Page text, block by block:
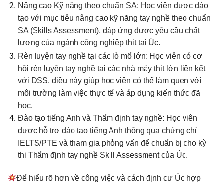
Nâng cao Kỹ năng theo chuẩn SA: Học viên được đào
tạo với mục tiêu nâng cao kỹ năng tay nghề theo chuẩn
SA (Skills Assessment), đáp ứng được yêu cầu chất
lượng của ngành công nghiệp thịt tại Úc.
Rèn luyện tay nghề tại các lò mổ lớn: Học viên có cơ
hội rèn luyện tay nghề tại các nhà máy thịt lớn liên kết
với DSS, điều này giúp học viên có thể làm quen với
môi trường làm việc thực tế và áp dụng kiến thức đã
học.
Đào tạo tiếng Anh và Thẩm định tay nghề: Học viên
được hỗ trợ đào tạo tiếng Anh thông qua chứng chỉ
IELTS/PTE và tham gia phỏng vấn để chuẩn bị cho kỳ
thi Thẩm định tay nghề Skill Assessment của Úc.
Để hiểu rõ hơn về công việc và cách định cư Úc hợp